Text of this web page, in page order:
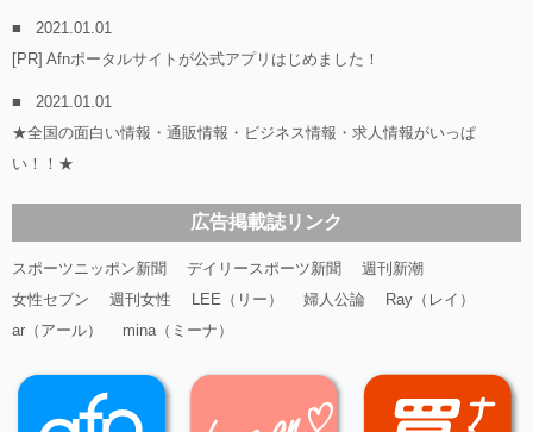
2021.01.01
[PR] Afnポータルサイトが公式アプリはじめました！
2021.01.01
★全国の面白い情報・通販情報・ビジネス情報・求人情報がいっぱ
い！！★
広告掲載誌リンク
スポーツニッポン新聞 デイリースポーツ新聞
週刊新潮
女性セブン
週刊女性 LEE（リー） 婦人公論
Ray（レイ）
ar（アール）
mina（ミーナ）